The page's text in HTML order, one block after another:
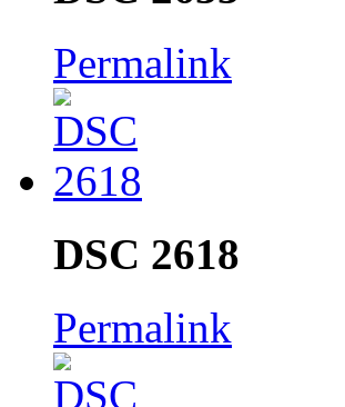
Permalink
DSC 2618
Permalink